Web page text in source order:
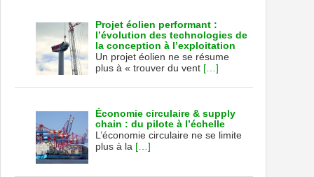
Projet éolien performant :
l’évolution des technologies de
la conception à l’exploitation
Un projet éolien ne se résume
plus à « trouver du vent […]
Économie circulaire & supply
chain : du pilote à l’échelle
L’économie circulaire ne se limite
plus à la […]